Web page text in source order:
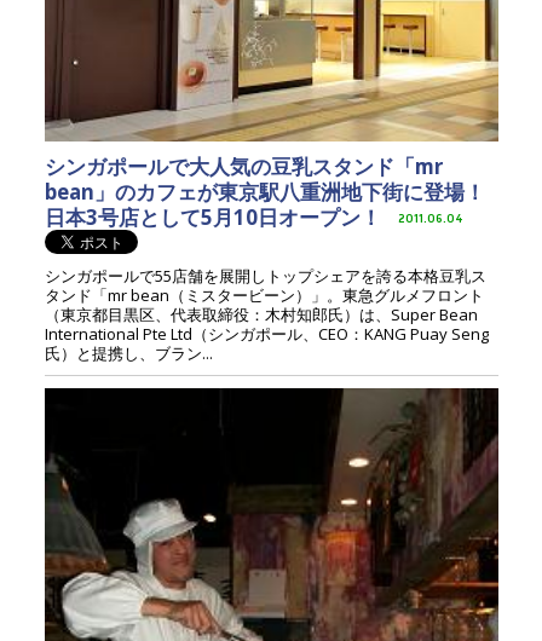
シンガポールで大人気の豆乳スタンド「mr
bean」のカフェが東京駅八重洲地下街に登場！
日本3号店として5月10日オープン！
2011.06.04
シンガポールで55店舗を展開しトップシェアを誇る本格豆乳ス
タンド「mr bean（ミスタービーン）」。東急グルメフロント
（東京都目黒区、代表取締役：木村知郎氏）は、Super Bean
International Pte Ltd（シンガポール、CEO：KANG Puay Seng
氏）と提携し、ブラン...